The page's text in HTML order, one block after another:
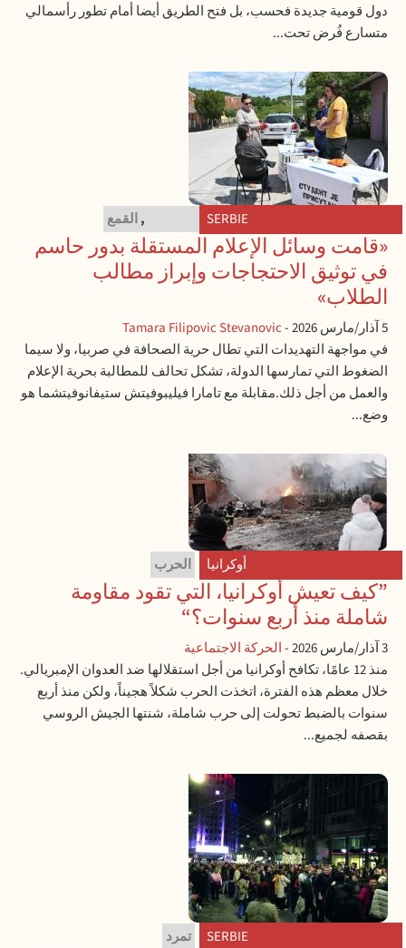
دول قومية جديدة فحسب، بل فتح الطريق أيضا أمام تطور رأسمالي
متسارع فُرض تحت...
SERBIE
,القمع
«قامت وسائل الإعلام المستقلة بدور حاسم
في توثيق الاحتجاجات وإبراز مطالب
الطلاب»
5 آذار/مارس 2026 -
Tamara Filipovic Stevanovic
في مواجهة التهديدات التي تطال حرية الصحافة في صربيا، ولا سيما
الضغوط التي تمارسها الدولة، تشكل تحالف للمطالبة بحرية الإعلام
والعمل من أجل ذلك.مقابلة مع تامارا فيليبوفيتش ستيفانوفيتشما هو
وضع...
أوكرانيا الحرب
”كيف تعيش أوكرانيا، التي تقود مقاومة
شاملة منذ أربع سنوات؟“
3 آذار/مارس 2026 -الحركة الاجتماعية
منذ 12 عامًا، تكافح أوكرانيا من أجل استقلالها ضد العدوان الإمبريالي.
خلال معظم هذه الفترة، اتخذت الحرب شكلاً هجيناً، ولكن منذ أربع
سنوات بالضبط تحولت إلى حرب شاملة، شنتها الجيش الروسي
بقصفه لجميع...
SERBIE تمرد